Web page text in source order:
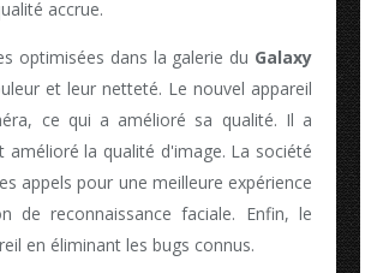
accrue.
optimisées dans la galerie du Galaxy
et leur netteté. Le nouvel appareil
ce qui a amélioré sa qualité. Il a
la qualité d'image. La société
appels pour une meilleure expérience
de reconnaissance faciale. Enfin, le
en éliminant les bugs connus.